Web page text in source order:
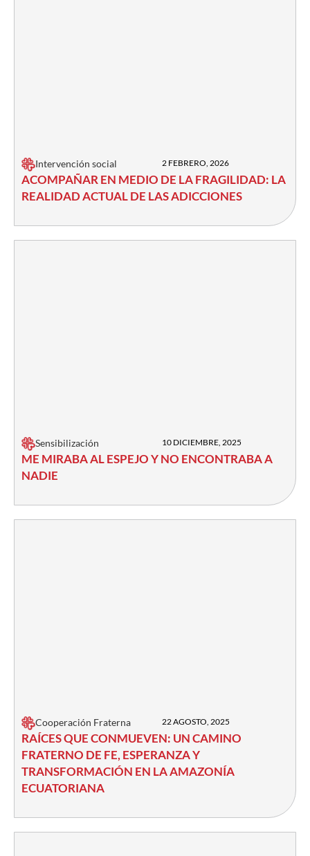
Intervención social 2 FEBRERO, 2026
ACOMPAÑAR EN MEDIO DE LA FRAGILIDAD: LA
REALIDAD ACTUAL DE LAS ADICCIONES
Sensibilización 10 DICIEMBRE, 2025
ME MIRABA AL ESPEJO Y NO ENCONTRABA A
NADIE
Cooperación Fraterna 22 AGOSTO, 2025
RAÍCES QUE CONMUEVEN: UN CAMINO
FRATERNO DE FE, ESPERANZA Y
TRANSFORMACIÓN EN LA AMAZONÍA
ECUATORIANA